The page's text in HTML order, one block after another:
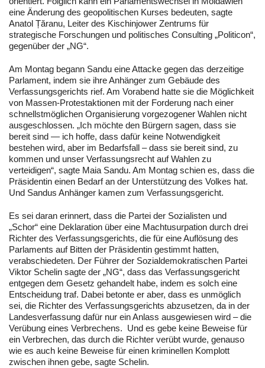
eine Änderung des geopolitischen Kurses bedeuten, sagte
Anatol Țăranu, Leiter des Kischinjower Zentrums für
strategische Forschungen und politisches Consulting „Politicon“,
gegenüber der „NG“.
Am Montag begann Sandu eine Attacke gegen das derzeitige
Parlament, indem sie ihre Anhänger zum Gebäude des
Verfassungsgerichts rief. Am Vorabend hatte sie die Möglichkeit
von Massen-Protestaktionen mit der Forderung nach einer
schnellstmöglichen Organisierung vorgezogener Wahlen nicht
ausgeschlossen. „Ich möchte den Bürgern sagen, dass sie
bereit sind — ich hoffe, dass dafür keine Notwendigkeit
bestehen wird, aber im Bedarfsfall – dass sie bereit sind, zu
kommen und unser Verfassungsrecht auf Wahlen zu
verteidigen“, sagte Maia Sandu. Am Montag schien es, dass die
Präsidentin einen Bedarf an der Unterstützung des Volkes hat.
Und Sandus Anhänger kamen zum Verfassungsgericht.
Es sei daran erinnert, dass die Partei der Sozialisten und
„Schor“ eine Deklaration über eine Machtusurpation durch drei
Richter des Verfassungsgerichts, die für eine Auflösung des
Parlaments auf Bitten der Präsidentin gestimmt hatten,
verabschiedeten. Der Führer der Sozialdemokratischen Partei
Viktor Schelin sagte der „NG“, dass das Verfassungsgericht
entgegen dem Gesetz gehandelt habe, indem es solch eine
Entscheidung traf. Dabei betonte er aber, dass es unmöglich
sei, die Richter des Verfassungsgerichts abzusetzen, da in der
Landesverfassung dafür nur ein Anlass ausgewiesen wird – die
Verübung eines Verbrechens. Und es gebe keine Beweise für
ein Verbrechen, das durch die Richter verübt wurde, genauso
wie es auch keine Beweise für einen kriminellen Komplott
zwischen ihnen gebe, sagte Schelin.